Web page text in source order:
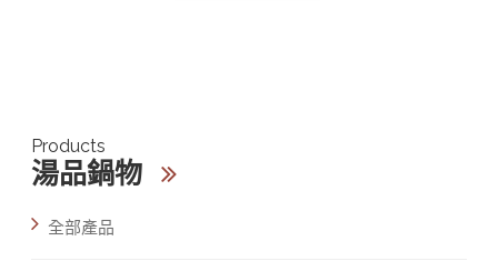
Products
湯品鍋物
全部產品